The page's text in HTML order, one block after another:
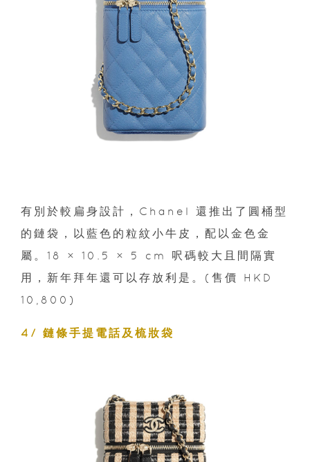
有別於較扁身設計，Chanel 還推出了圓桶型
的鏈袋，以藍色的粒紋小牛皮，配以金色金
屬。18 × 10.5 × 5 cm 呎碼較大且間隔實
用，新年拜年還可以存放利是。(售價 HKD
10,800)
4/ 鏈條手提電話及梳妝袋